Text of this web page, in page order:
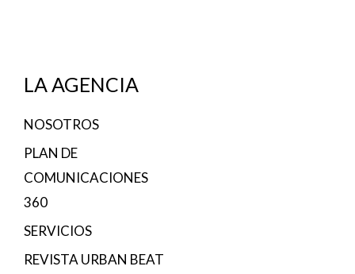
LA AGENCIA
NOSOTROS
PLAN DE
COMUNICACIONES
360
SERVICIOS
REVISTA URBAN BEAT